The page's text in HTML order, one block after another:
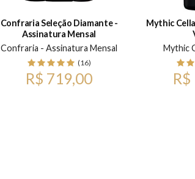
Confraria Seleção Diamante -
Assinatura Mensal
Confraria - Assinatura Mensal
(16)
R$ 719,00
Mythic
Mythic